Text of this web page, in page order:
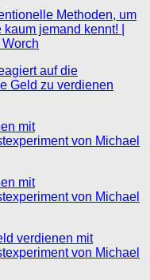
Methoden, um
jemand kennt! |
auf die
Geld zu verdienen
mit
von Michael
mit
von Michael
verdienen mit
von Michael